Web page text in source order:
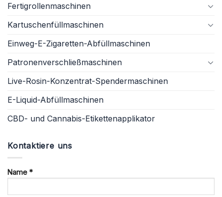
Fertigrollenmaschinen
Kartuschenfüllmaschinen
Einweg-E-Zigaretten-Abfüllmaschinen
Patronenverschließmaschinen
Live-Rosin-Konzentrat-Spendermaschinen
E-Liquid-Abfüllmaschinen
CBD- und Cannabis-Etikettenapplikator
Kontaktiere uns
Name *